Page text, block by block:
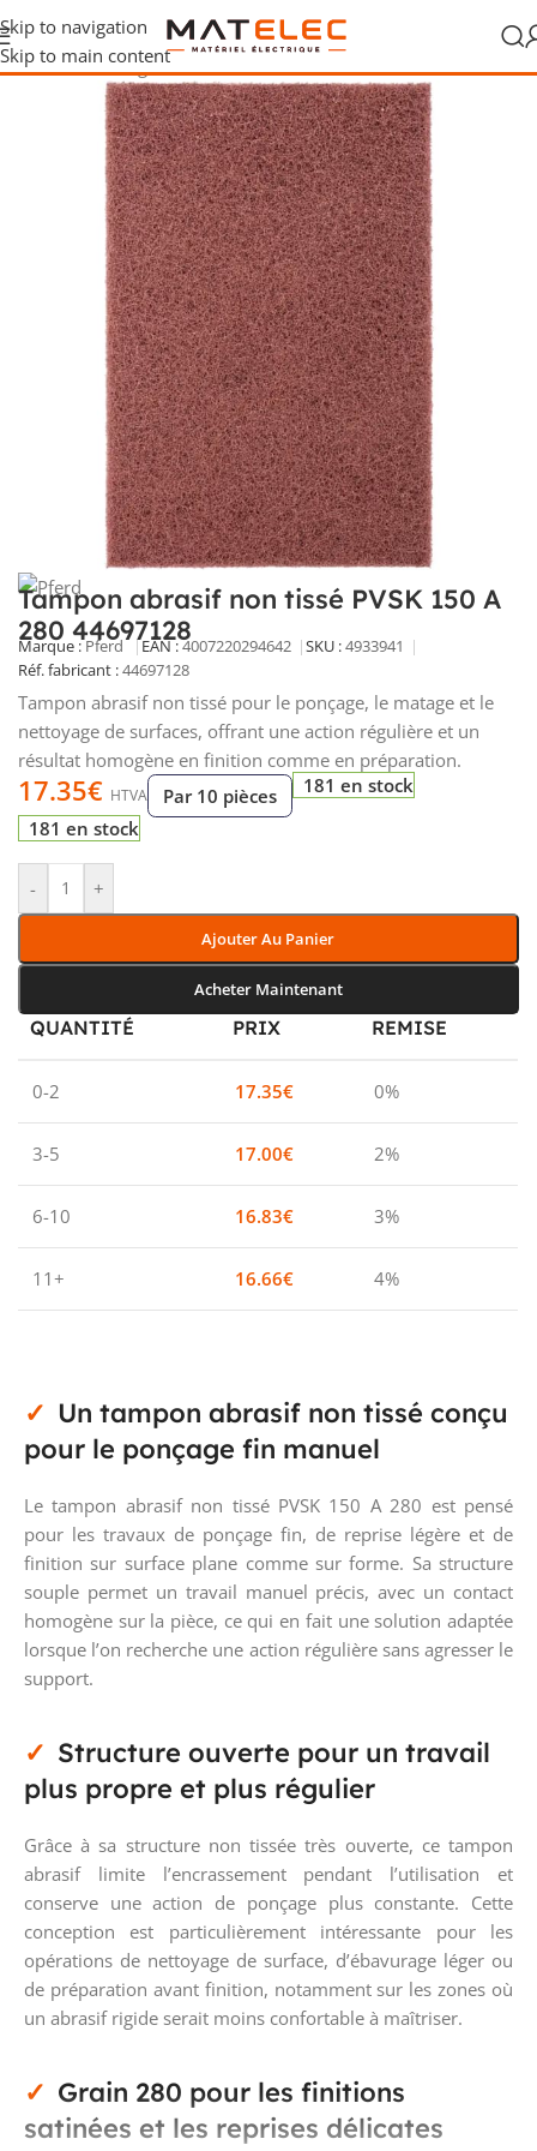
Skip to navigation
Skip to main content
Accueil/Outillage/Consommables/Abrasif
Tampon abrasif non tissé PVSK 150 A
280 44697128
Marque : Pferd EAN :4007220294642 SKU :4933941
Réf. fabricant :44697128
Tampon abrasif non tissé pour le ponçage, le matage et le
nettoyage de surfaces, offrant une action régulière et un
résultat homogène en finition comme en préparation.
17.35€ HTVA Par 10 pièces
181 en stock
181 en stock
- +
Ajouter Au Panier
Acheter Maintenant
QUANTITÉ PRIX REMISE
0-2 17.35€ 0%
3-5 17.00€ 2%
6-10 16.83€ 3%
11+ 16.66€ 4%
Un tampon abrasif non tissé conçu
pour le ponçage fin manuel
Le tampon abrasif non tissé PVSK 150 A 280 est pensé
pour les travaux de ponçage fin, de reprise légère et de
finition sur surface plane comme sur forme. Sa structure
souple permet un travail manuel précis, avec un contact
homogène sur la pièce, ce qui en fait une solution adaptée
lorsque l’on recherche une action régulière sans agresser le
support.
Structure ouverte pour un travail
plus propre et plus régulier
Grâce à sa structure non tissée très ouverte, ce tampon
abrasif limite l’encrassement pendant l’utilisation et
conserve une action de ponçage plus constante. Cette
conception est particulièrement intéressante pour les
opérations de nettoyage de surface, d’ébavurage léger ou
de préparation avant finition, notamment sur les zones où
un abrasif rigide serait moins confortable à maîtriser.
Grain 280 pour les finitions
satinées et les reprises délicates